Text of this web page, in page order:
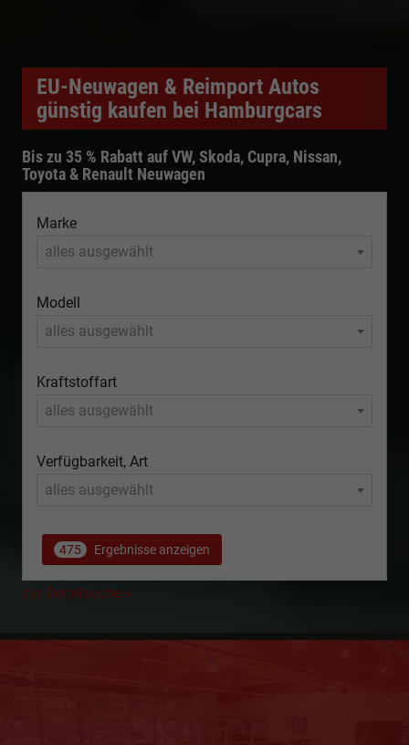
EU-Neuwagen & Reimport Autos
günstig kaufen bei Hamburgcars
Bis zu 35 % Rabatt auf VW, Skoda, Cupra, Nissan,
Toyota & Renault Neuwagen
Marke
alles ausgewählt
Modell
alles ausgewählt
Kraftstoffart
alles ausgewählt
Verfügbarkeit, Art
alles ausgewählt
475 Ergebnisse anzeigen
zur Detailsuche »